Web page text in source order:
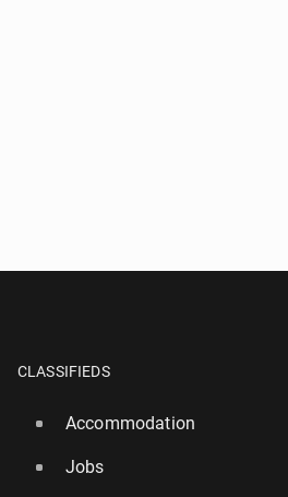
CLASSIFIEDS
Accommodation
Jobs